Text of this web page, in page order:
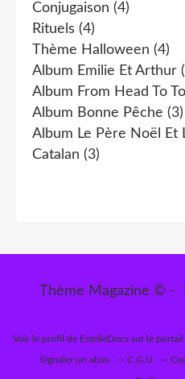
Conjugaison (4)
Rituels (4)
Thème Halloween (4)
Album Emilie Et Arthur
Album From Head To
Album Bonne Pêche (3)
Album Le Père Noël Et
Catalan (3)
Thème Magazine © -
Voir le profil de EstelleDocs sur le portail
Signaler un abus C.G.U.